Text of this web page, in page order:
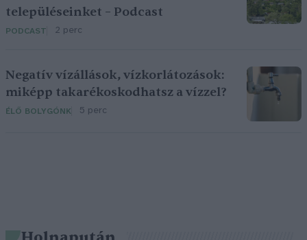
településeinket – Podcast
PODCAST 2 perc
Negatív vízállások, vízkorlátozások:
miképp takarékoskodhatsz a vízzel?
ÉLŐ BOLYGÓNK 5 perc